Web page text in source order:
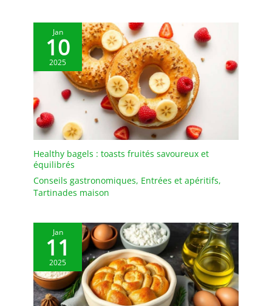
Jan
10
2025
Healthy bagels : toasts fruités savoureux et
équilibrés
Conseils gastronomiques, Entrées et apéritifs,
Tartinades maison
Jan
11
2025